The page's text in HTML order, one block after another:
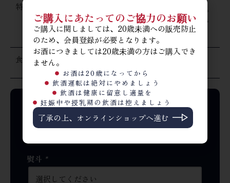
特徴
720mlが1本入る木箱です。
ギフトの際にご利用くださ
い。
食材との相性
包装*
熨斗 *
ご購入にあたってのご協力のお願い
ご購入に関しましては、20歳未満への販売防止
のため、会員登録が必要となります。
お酒につきましては20歳未満の方はご購入でき
ません。
お酒は20歳になってから
飲酒運転は絶対にやめましょう
飲酒は健康に留意し適量を
妊娠中や授乳期の飲酒は控えましょう
了承の上、オンラインショップへ進む